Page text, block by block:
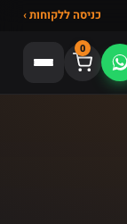
כניסה ללקוחות ›
0